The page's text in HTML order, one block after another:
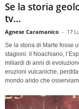
Se la storia
tv…
Agnese Caramanico - 17
Se la storia di Marte fosse
stagioni: il Noachiano,
miliardi di anni di
eruzioni vulcaniche,
mondo arido che